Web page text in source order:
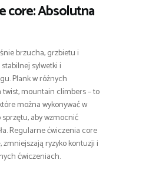
core: Absolutna
brzucha, grzbietu i
sylwetki i
Plank w różnych
mountain climbers – to
można wykonywać w
aby wzmocnić
Regularne ćwiczenia core
zmniejszają ryzyko kontuzji i
ćwiczeniach.